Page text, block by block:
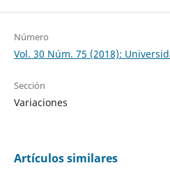
Número
Vol. 30 Núm. 75 (2018):
Sección
Variaciones
Artículos similares